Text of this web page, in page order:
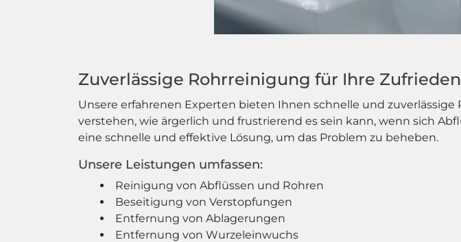
Zuverlässige Rohrreinigung für Ihre
Unsere erfahrenen Experten bieten Ihnen schnelle und
verstehen, wie ärgerlich und frustrierend es sein kann, wenn sich
eine schnelle und effektive Lösung, um das Problem zu beheben.
Unsere Leistungen umfassen:
Reinigung von Abflüssen und Rohren
Beseitigung von Verstopfungen
Entfernung von Ablagerungen
Entfernung von Wurzeleinwuchs